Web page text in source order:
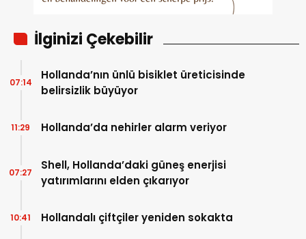
İlginizi Çekebilir
Hollanda’nın ünlü bisiklet üreticisinde
belirsizlik büyüyor
07:14
Hollanda’da nehirler alarm veriyor
11:29
Shell, Hollanda’daki güneş enerjisi
yatırımlarını elden çıkarıyor
07:27
Hollandalı çiftçiler yeniden sokakta
10:41